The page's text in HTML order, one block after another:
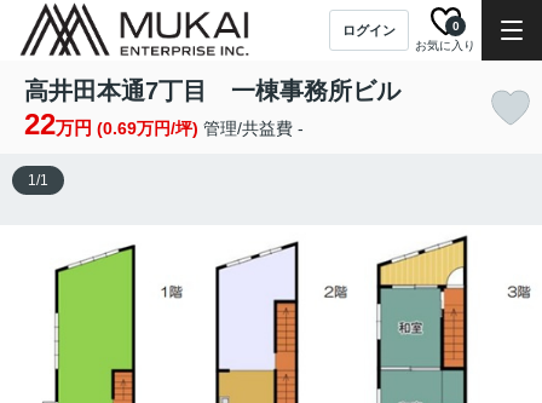
ログイン
お気に入り
0
高井田本通7丁目 一棟事務所ビル
22万円 (0.69万円/坪) 管理/共益費 -
1/1